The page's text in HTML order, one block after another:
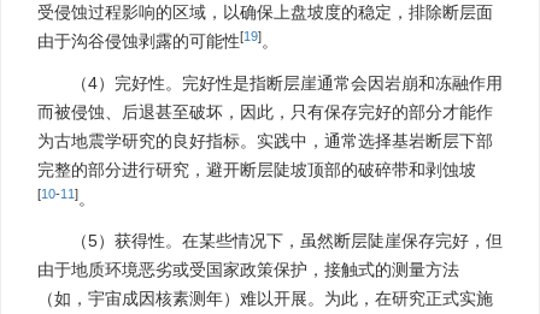
受侵蚀过程影响的区域，以确保上盘坡度的稳定，排除断层面
由于沟谷侵蚀剥露的可能性[19]。
（4）完好性。完好性是指断层崖通常会因岩崩和冻融作用
而被侵蚀、后退甚至破坏，因此，只有保存完好的部分才能作
为古地震学研究的良好指标。实践中，通常选择基岩断层下部
完整的部分进行研究，避开断层陡坡顶部的破碎带和剥蚀坡
[10-11]。
（5）获得性。在某些情况下，虽然断层陡崖保存完好，但
由于地质环境恶劣或受国家政策保护，接触式的测量方法
（如，宇宙成因核素测年）难以开展。为此，在研究正式实施